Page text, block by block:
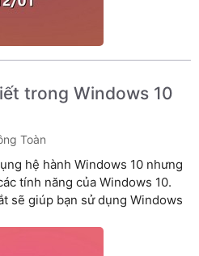
trong Windows 10
Toàn
hệ hành Windows 10 nhưng
tính năng của Windows 10.
sẽ giúp bạn sử dụng Windows